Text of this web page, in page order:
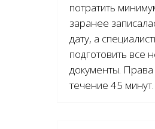
потратить
заранее
дату, а
подготовить все
документы.
течение 45 минут.